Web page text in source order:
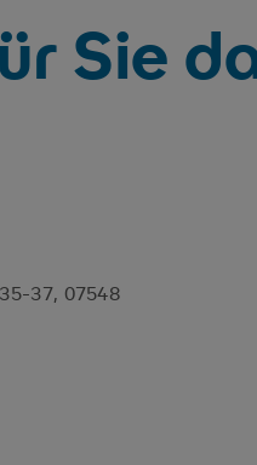
Sie
37, 07548